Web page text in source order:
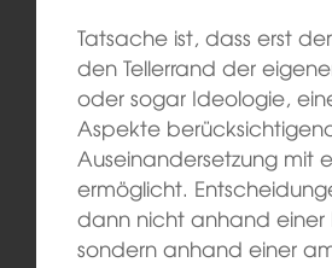
Tatsache ist, dass erst
den Tellerrand der
oder sogar Ideologie,
Aspekte
Auseinandersetzung mit
ermöglicht.
dann nicht anhand einer
sondern anhand einer